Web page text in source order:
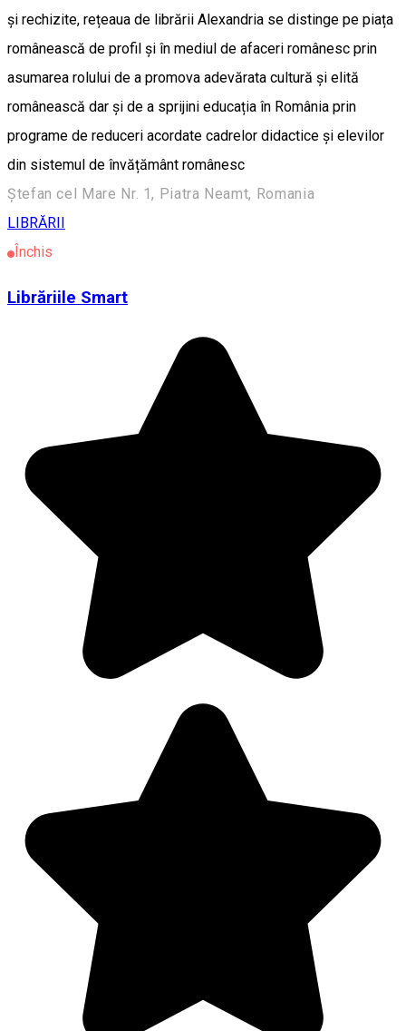
și rechizite, rețeaua de librării Alexandria se distinge pe piața
românească de profil și în mediul de afaceri românesc prin
asumarea rolului de a promova adevărata cultură și elită
românească dar și de a sprijini educația în România prin
programe de reduceri acordate cadrelor didactice și elevilor
din sistemul de învățământ românesc
Ștefan cel Mare Nr. 1, Piatra Neamt, Romania
LIBRĂRII
Închis
Librăriile Smart